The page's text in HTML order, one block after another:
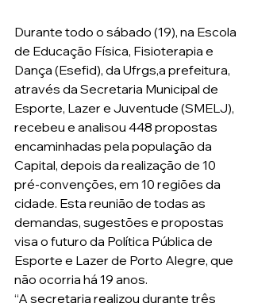
Durante todo o sábado (19), na Escola
de Educação Física, Fisioterapia e
Dança (Esefid), da Ufrgs,a prefeitura,
através da Secretaria Municipal de
Esporte, Lazer e Juventude (SMELJ),
recebeu e analisou 448 propostas
encaminhadas pela população da
Capital, depois da realização de 10
pré-convenções, em 10 regiões da
cidade. Esta reunião de todas as
demandas, sugestões e propostas
visa o futuro da Política Pública de
Esporte e Lazer de Porto Alegre, que
não ocorria há 19 anos.
“A secretaria realizou durante três